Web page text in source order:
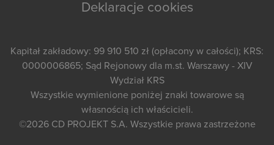
Deklaracje cookies
Kapitał zakładowy: 99 910 510 zł (opłacony w całości); KRS:
0000006865; Sąd Rejonowy dla m.st. Warszawy - XIV
Wydział KRS
Wszystkie wymienione poniżej znaki towarowe są
własnością ich właścicieli.
©2026 CD PROJEKT S.A. Wszystkie prawa zastrzeżone